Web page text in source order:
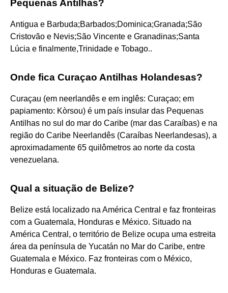
Pequenas Antilhas?
Antigua e Barbuda;Barbados;Dominica;Granada;São
Cristovão e Nevis;São Vincente e Granadinas;Santa
Lúcia e finalmente,Trinidade e Tobago..
Onde fica Curaçao Antilhas Holandesas?
Curaçau (em neerlandês e em inglês: Curaçao; em
papiamento: Kòrsou) é um país insular das Pequenas
Antilhas no sul do mar do Caribe (mar das Caraíbas) e na
região do Caribe Neerlandês (Caraíbas Neerlandesas), a
aproximadamente 65 quilômetros ao norte da costa
venezuelana.
Qual a situação de Belize?
Belize está localizado na América Central e faz fronteiras
com a Guatemala, Honduras e México. Situado na
América Central, o território de Belize ocupa uma estreita
área da península de Yucatán no Mar do Caribe, entre
Guatemala e México. Faz fronteiras com o México,
Honduras e Guatemala.